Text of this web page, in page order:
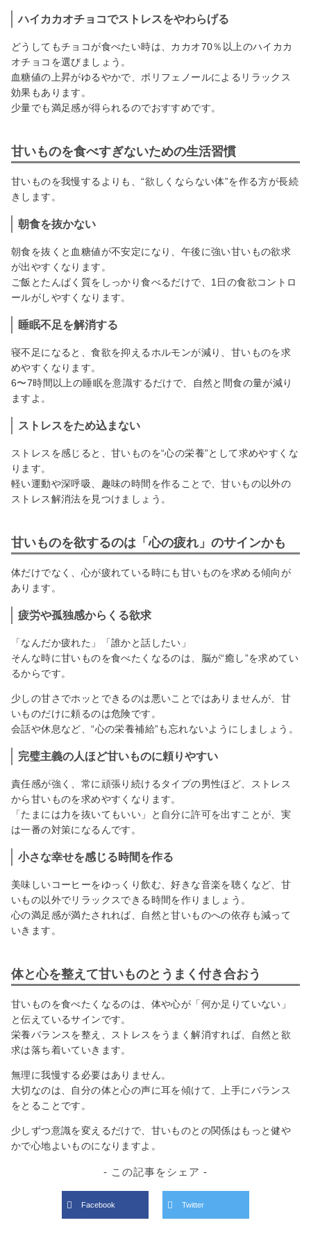
ハイカカオチョコでストレスをやわらげる
どうしてもチョコが食べたい時は、カカオ70％以上のハイカカ
オチョコを選びましょう。
血糖値の上昇がゆるやかで、ポリフェノールによるリラックス
効果もあります。
少量でも満足感が得られるのでおすすめです。
甘いものを食べすぎないための生活習慣
甘いものを我慢するよりも、“欲しくならない体”を作る方が長続
きします。
朝食を抜かない
朝食を抜くと血糖値が不安定になり、午後に強い甘いもの欲求
が出やすくなります。
ご飯とたんぱく質をしっかり食べるだけで、1日の食欲コントロ
ールがしやすくなります。
睡眠不足を解消する
寝不足になると、食欲を抑えるホルモンが減り、甘いものを求
めやすくなります。
6〜7時間以上の睡眠を意識するだけで、自然と間食の量が減り
ますよ。
ストレスをため込まない
ストレスを感じると、甘いものを“心の栄養”として求めやすくな
ります。
軽い運動や深呼吸、趣味の時間を作ることで、甘いもの以外の
ストレス解消法を見つけましょう。
甘いものを欲するのは「心の疲れ」のサインかも
体だけでなく、心が疲れている時にも甘いものを求める傾向が
あります。
疲労や孤独感からくる欲求
「なんだか疲れた」「誰かと話したい」
そんな時に甘いものを食べたくなるのは、脳が“癒し”を求めてい
るからです。
少しの甘さでホッとできるのは悪いことではありませんが、甘
いものだけに頼るのは危険です。
会話や休息など、“心の栄養補給”も忘れないようにしましょう。
完璧主義の人ほど甘いものに頼りやすい
責任感が強く、常に頑張り続けるタイプの男性ほど、ストレス
から甘いものを求めやすくなります。
「たまには力を抜いてもいい」と自分に許可を出すことが、実
は一番の対策になるんです。
小さな幸せを感じる時間を作る
美味しいコーヒーをゆっくり飲む、好きな音楽を聴くなど、甘
いもの以外でリラックスできる時間を作りましょう。
心の満足感が満たされれば、自然と甘いものへの依存も減って
いきます。
体と心を整えて甘いものとうまく付き合おう
甘いものを食べたくなるのは、体や心が「何か足りていない」
と伝えているサインです。
栄養バランスを整え、ストレスをうまく解消すれば、自然と欲
求は落ち着いていきます。
無理に我慢する必要はありません。
大切なのは、自分の体と心の声に耳を傾けて、上手にバランス
をとることです。
少しずつ意識を変えるだけで、甘いものとの関係はもっと健や
かで心地よいものになりますよ。
- この記事をシェア -
Facebook Twitter